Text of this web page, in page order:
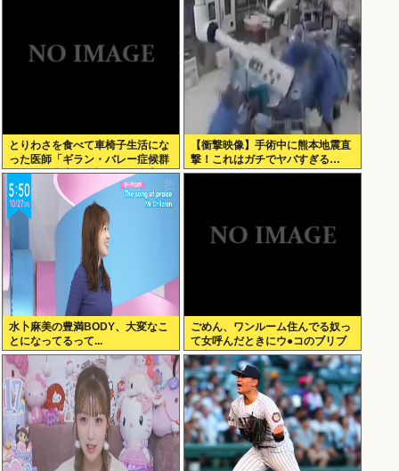
とりわさを食べて車椅子生活にな
った医師「ギラン・バレー症候群
になって本当に絶望。死んだ方が
良かったと思った」
【衝撃映像】手術中に熊本地震直
撃！これはガチでヤバすぎる…
水卜麻美の豊満BODY、大変なこ
とになってるって...
ごめん、ワンルーム住んでる奴っ
て女呼んだときにウ●コのブリブ
リ音どうしてんの？？